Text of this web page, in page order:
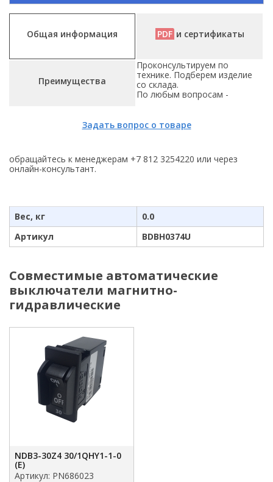
Общая информация PDF и сертификаты
Преимущества
Задать вопрос о товаре
Проконсультируем по
технике. Подберем изделие
со склада.
По любым вопросам -
обращайтесь к менеджерам +7 812 3254220 или через
онлайн-консультант.
Вес, кг
0.0
Артикул
BDBH0374U
Cовместимые автоматические
выключатели магнитно-
гидравлические
NDB3-30Z4 30/1QHY1-1-0
(E)
Артикул: PN686023